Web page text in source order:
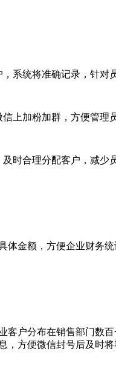
系统将准确记录，针对
上加粉加群，方便管理
时合理分配客户，减
金额，方便企业财务统
客户分布在销售部门数
，方便微信封号后及时